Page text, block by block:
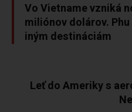
Vo Vietname vzniká
miliónov dolárov.
iným destináciám
Leť do Ameriky s